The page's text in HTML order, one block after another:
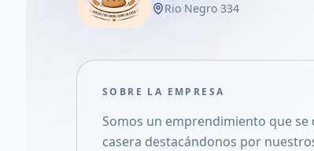
Rio Negro 334
SOBRE LA EMPRESA
Somos un emprendimiento que
casera destacándonos por